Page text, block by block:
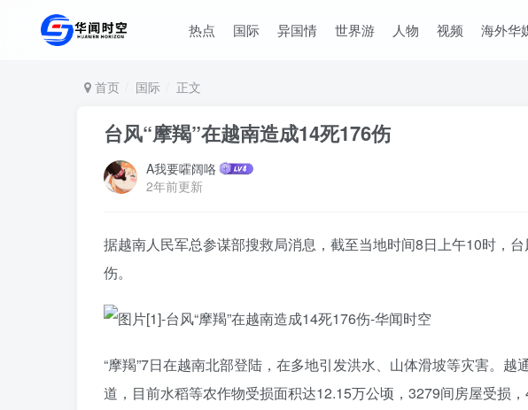
热点 国际 异国情 世界游 人物 视频 海外华
首页 国际 正文
台风“摩羯”在越南造成14死176伤
A我要嚯阔咯
2年前更新
据越南人民军总参谋部搜救局消息，截至当地时间8日上午10时，
伤。
“摩羯”7日在越南北部登陆，在多地引发洪水、山体滑坡等灾害。
道，目前水稻等农作物受损面积达12.15万公顷，3279间房屋受损